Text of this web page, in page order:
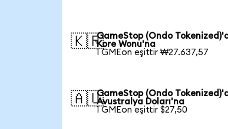
🇰🇷GameStop (Ondo
Kore Wonu'na
1 GMEon eşittir ₩27.637,57
🇦🇺GameStop (Ondo
Avustralya Doları'na
1 GMEon eşittir $27,50